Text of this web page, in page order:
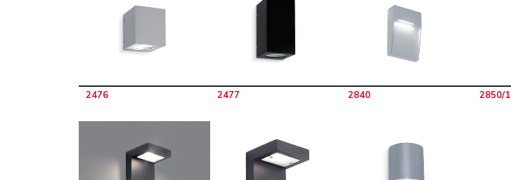
2476 2477 2840 2850/1